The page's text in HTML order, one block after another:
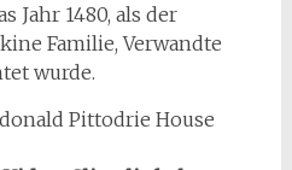
Jahr 1480, als der
Familie, Verwandte
wurde.
Pittodrie House